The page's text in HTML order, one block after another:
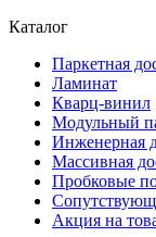
Каталог
Паркетная
Ламинат
Кварц-винил
Модульный
Инженерная
Массивная
Пробковые
Акция на